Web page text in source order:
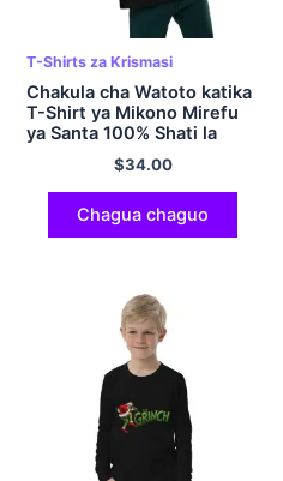
T-Shirts za Krismasi
Chakula cha Watoto katika
T-Shirt ya Mikono Mirefu
ya Santa 100% Shati la
Faraja la Pamba Multicolor
$34.00
Chagua chaguo